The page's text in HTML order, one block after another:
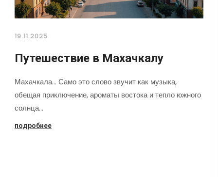
19.11.2025
Путешествие в Махачкалу
Махачкала... Само это слово звучит как музыка,
обещая приключение, ароматы востока и тепло южного
солнца…
подробнее